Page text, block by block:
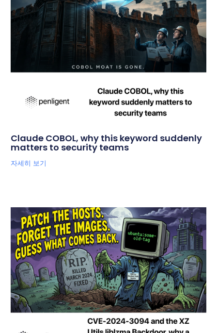
Claude COBOL, why this keyword suddenly
matters to security teams
자세히 보기